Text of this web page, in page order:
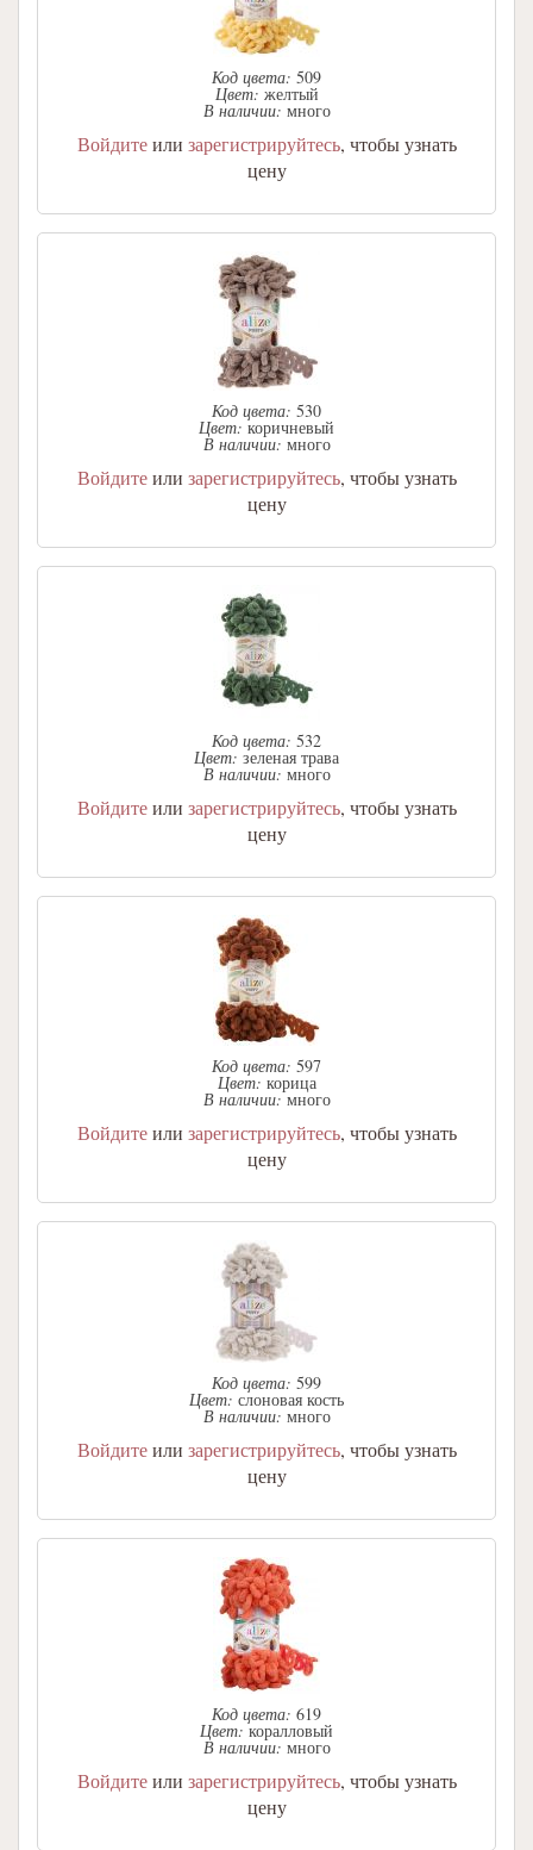
Код цвета: 509
Цвет: желтый
В наличии: много
Войдитеили зарегистрируйтесь, чтобы узнать
цену
Код цвета: 530
Цвет: коричневый
В наличии: много
Войдитеили зарегистрируйтесь, чтобы узнать
цену
Код цвета: 532
Цвет: зеленая трава
В наличии: много
Войдитеили зарегистрируйтесь, чтобы узнать
цену
Код цвета: 597
Цвет: корица
В наличии:много
Войдитеили зарегистрируйтесь, чтобы узнать
цену
Код цвета: 599
Цвет: слоновая кость
В наличии: много
Войдитеили зарегистрируйтесь, чтобы узнать
цену
Код цвета: 619
Цвет:коралловый
В наличии: много
Войдитеили зарегистрируйтесь, чтобы узнать
цену